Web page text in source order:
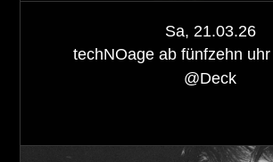
Sa, 21.03.26
techNOage ab fünfzehn
@Deck